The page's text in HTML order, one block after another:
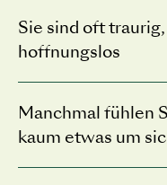
Sie sind oft
hoffnungslos
Manchmal fühlen
kaum etwas um